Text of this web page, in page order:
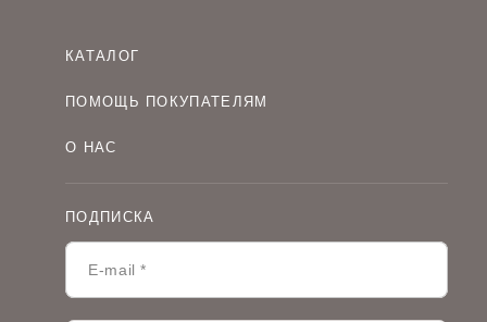
КАТАЛОГ
Детская одежда оптом
ПОМОЩЬ ПОКУПАТЕЛЯМ
Условия сотрудничества
Таблицы размеров
О НАС
Политика конфиденциальности
Наши дилеры
ПОДПИСКА